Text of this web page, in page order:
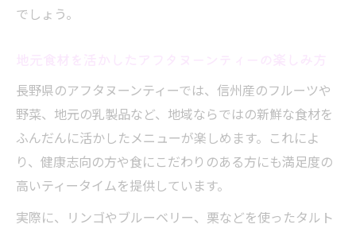
り
英国伝統が息づくアフタヌーンティーの魅
力
アフタヌーンティー文化が日本へ伝わった
背景
長野県で楽しむ英国風アフタヌーンティー
でしょう。
長野県のアフタヌーンティーでは、信州産のフルーツや
野菜、地元の乳製品など、地域ならではの新鮮な食材を
ふんだんに活かしたメニューが楽しめます。これによ
り、健康志向の方や食にこだわりのある方にも満足度の
高いティータイムを提供しています。
実際に、リンゴやブルーベリー、栗などを使ったタルト